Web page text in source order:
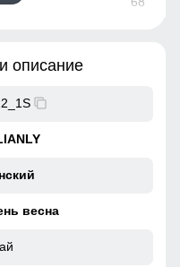
описание
весна